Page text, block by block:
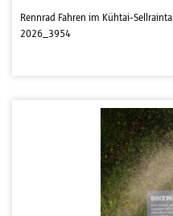
Rennrad Fahren im Kühtai-Sellraintal
2026_3954